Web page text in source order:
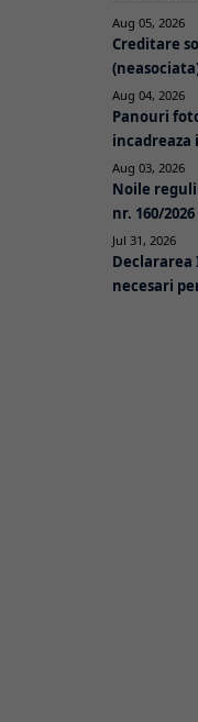
Aug 05, 2026
Creditare
Aug 04, 2026
Panouri
incadreaza
Aug 03, 2026
Noile
nr. 160/2026
Jul 31, 2026
Declararea
necesari